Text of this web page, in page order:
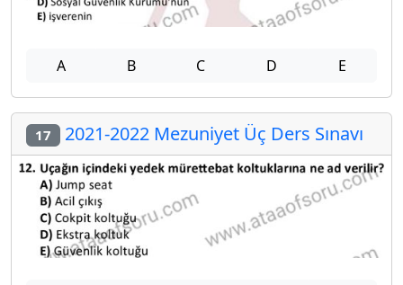
A B C D E
17 2021-2022 Mezuniyet Üç Ders Sınavı